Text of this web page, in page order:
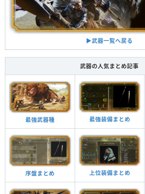
▶︎武器一覧へ戻る
武器の人気まとめ記事
最強武器種 最強装備まとめ
序盤まとめ 上位装備まとめ